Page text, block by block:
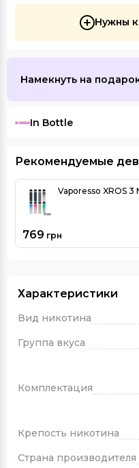
Нужны
Намекнуть на
In Bottle
Рекомендуемые
Vaporesso XROS 3
769 грн
Характеристики
Вид никотина
Группа вкуса
Комплектация
Крепость никотина
Страна производителя